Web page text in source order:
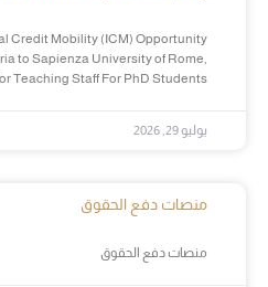
Credit Mobility (ICM) Opportunity
to Sapienza University of Rome,
Teaching Staff For PhD Students
يوليو 29, 2026
منصات دفع الحقوق
منصات دفع الحقوق